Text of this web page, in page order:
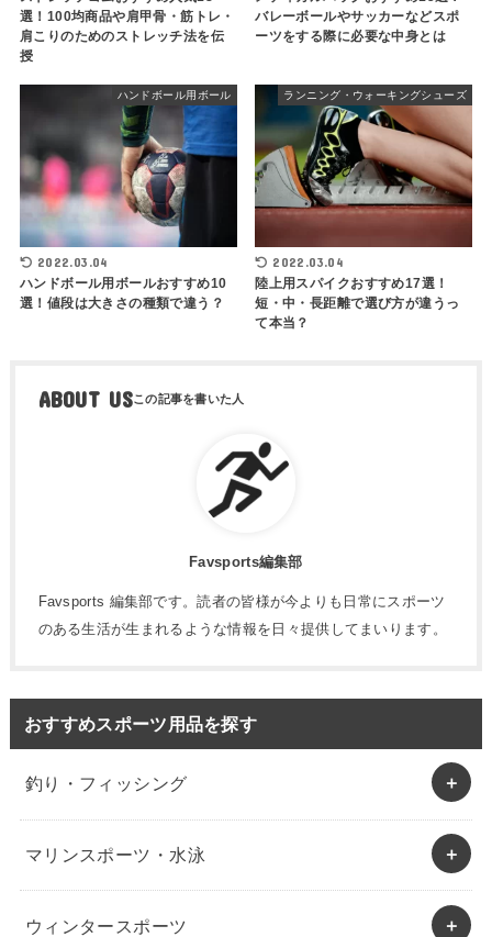
選！100均商品や肩甲骨・筋トレ・
肩こりのためのストレッチ法を伝
授
バレーボールやサッカーなどスポ
ーツをする際に必要な中身とは
ハンドボール用ボール
2022.03.04
ハンドボール用ボールおすすめ10
選！値段は大きさの種類で違う？
ランニング・ウォーキングシューズ
2022.03.04
陸上用スパイクおすすめ17選！
短・中・長距離で選び方が違うっ
て本当？
ABOUT US
Favsports編集部
Favsports 編集部です。読者の皆様が今よりも日常にスポーツ
のある生活が生まれるような情報を日々提供してまいります。
おすすめスポーツ用品を探す
釣り・フィッシング
マリンスポーツ・水泳
ウィンタースポーツ